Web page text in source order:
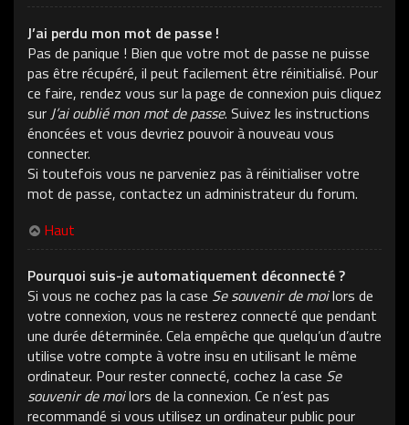
J’ai perdu mon mot de passe !
Pas de panique ! Bien que votre mot de passe ne puisse
pas être récupéré, il peut facilement être réinitialisé. Pour
ce faire, rendez vous sur la page de connexion puis cliquez
sur J’ai oublié mon mot de passe. Suivez les instructions
énoncées et vous devriez pouvoir à nouveau vous
connecter.
Si toutefois vous ne parveniez pas à réinitialiser votre
mot de passe, contactez un administrateur du forum.
Haut
Pourquoi suis-je automatiquement déconnecté ?
Si vous ne cochez pas la case Se souvenir de moilors de
votre connexion, vous ne resterez connecté que pendant
une durée déterminée. Cela empêche que quelqu’un d’autre
utilise votre compte à votre insu en utilisant le même
ordinateur. Pour rester connecté, cochez la case Se
souvenir de moilors de la connexion. Ce n’est pas
recommandé si vous utilisez un ordinateur public pour